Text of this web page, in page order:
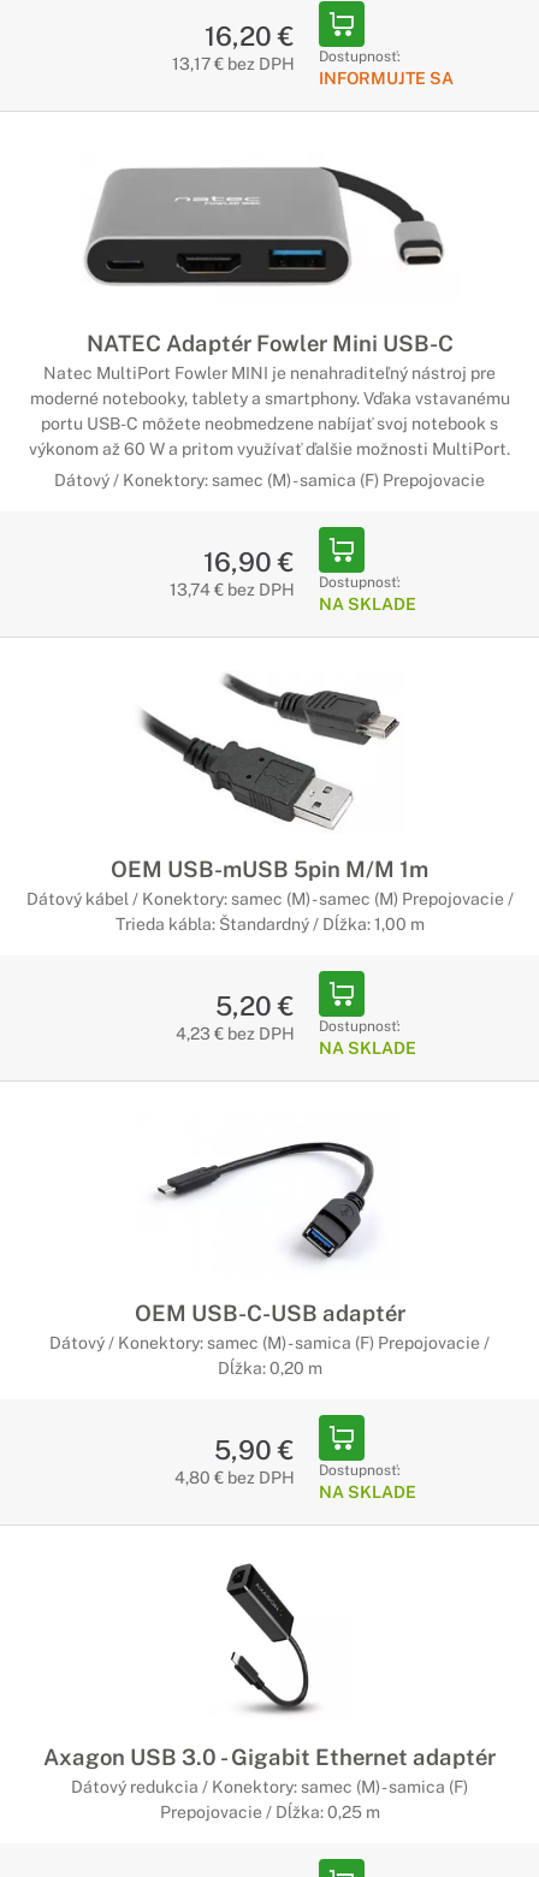
16,20 €
13,17 € bez DPH Dostupnosť:
INFORMUJTE SA
NATEC Adaptér Fowler Mini USB-C
Natec MultiPort Fowler MINI je nenahraditeľný nástroj pre
moderné notebooky, tablety a smartphony. Vďaka vstavanému
portu USB-C môžete neobmedzene nabíjať svoj notebook s
výkonom až 60 W a pritom využívať ďalšie možnosti MultiPort.
Dátový / Konektory: samec (M) - samica (F) Prepojovacie
16,90 €
13,74 € bez DPH Dostupnosť:
NA SKLADE
OEM USB-mUSB 5pin M/M 1m
Dátový kábel / Konektory: samec (M) - samec (M) Prepojovacie /
Trieda kábla: Štandardný / Dĺžka: 1,00 m
5,20 €
4,23 € bez DPH Dostupnosť:
NA SKLADE
OEM USB-C-USB adaptér
Dátový / Konektory: samec (M) - samica (F) Prepojovacie /
Dĺžka: 0,20 m
5,90 €
4,80 € bez DPH Dostupnosť:
NA SKLADE
Axagon USB 3.0 - Gigabit Ethernet adaptér
Dátový redukcia / Konektory: samec (M) - samica (F)
Prepojovacie / Dĺžka: 0,25 m